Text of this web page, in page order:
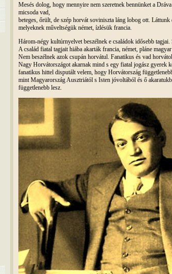
Mesés dolog, hogy mennyire nem szeretnek bennünket a
micsoda vad,
beteges, őrült, de szép horvát soviniszta láng lobog ott. Láttunk
melyeknek műveltségük német, ízlésük francia.
Három-négy kultúrnyelvet beszélnek e családok idősebb tagjai.
A család fiatal tagjait hiába akarták francia, német, pláne
Nem beszélnek azok csupán horvátul. Fanatikus és vad
Nagy Horvátországot akarnak mind s egy fiatal jogász gyerek
fanatikus hittel disputált velem, hogy Horvátország
mint Magyarország Ausztriától s Isten jóvoltából és ő
függetlenebb lesz.